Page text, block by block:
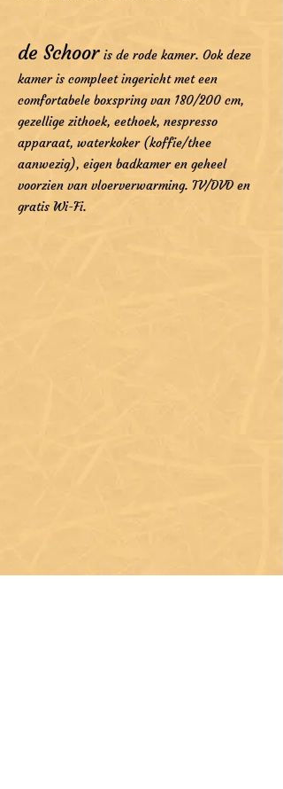
de Schoor is de rode kamer. Ook deze
kamer is compleet ingericht met een
comfortabele boxspring van 180/200 cm,
gezellige zithoek, eethoek, nespresso
apparaat, waterkoker (koffie/thee
aanwezig), eigen badkamer en geheel
voorzien van vloerverwarming. TV/DVD en
gratis Wi-Fi.